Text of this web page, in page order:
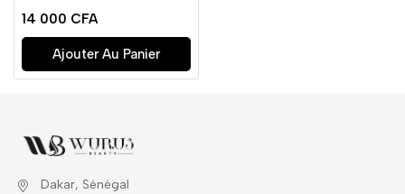
0
de
5
14 000 CFA
Ajouter Au Panier
Dakar, Sénégal